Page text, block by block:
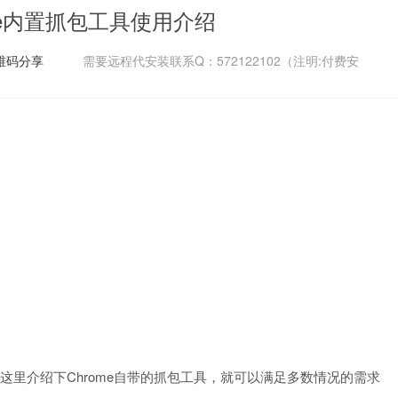
置抓包工具使用介绍
码分享 需要远程代安装联系Q：572122102（注明:付费安
里介绍下Chrome自带的抓包工具，就可以满足多数情况的需求